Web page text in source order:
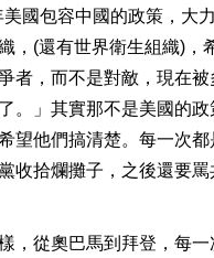
國包容中國的政策，大
，(還有世界衛生組織)，
者，而不是對敵，現在被
。」其實那不是美國的政
望他們搞清楚。每一次都
收拾爛攤子，之後還要罵
，從奧巴馬到拜登，每一